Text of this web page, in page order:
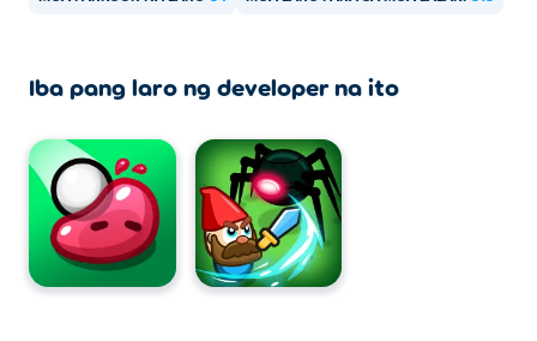
Iba pang laro ng developer na ito